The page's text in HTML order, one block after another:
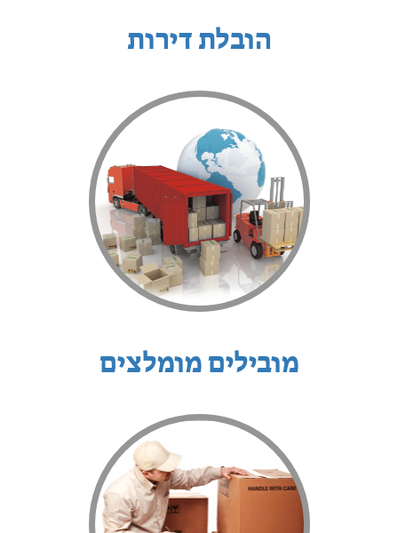
הובלת דירות
מובילים מומלצים